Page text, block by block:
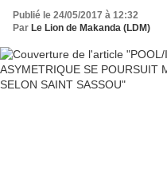
Publié le 24/05/2017 à 12:32
Par Le Lion de Makanda (LDM)